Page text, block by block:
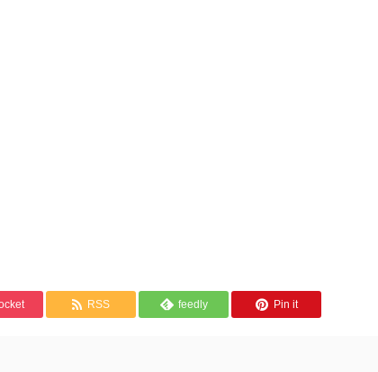
RSS feedly Pin it